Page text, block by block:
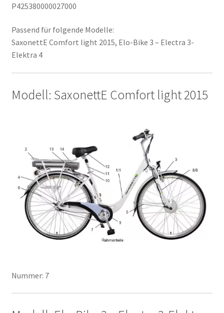
P425380000027000
Passend für folgende Modelle:
SaxonettE Comfort light 2015, Elo-Bike 3 – Electra 3-
Elektra 4
Modell: SaxonettE Comfort light 2015
Nummer: 7